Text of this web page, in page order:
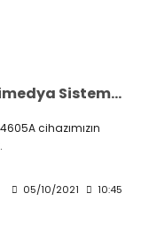
CRV-4605A Dacia Uyumlu Multimedya Sistemi Tanıtımı
cihazımızın
05/10/2021 10:45